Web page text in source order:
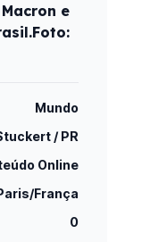
e
Mundo
/ PR
Online
França
0